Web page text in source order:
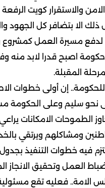
الامن والاستقرار كويت
ذلك الا بتضافر كل
لدفع مسيرة العمل
اصبح قدرا لابد منه
المقبلة.
إن أولى خطوات
نحو سليم وعلى الحكومة
الطموحات الامكانات
ومشاكلهم ويرتقي
فيه خطوات التنفيذ
العمل وتحقيق الانجاز
الامة.. فعليه تقع